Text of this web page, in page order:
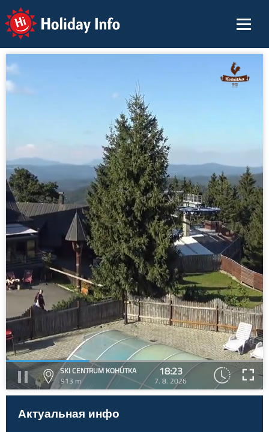
Holiday Info
SKI CENTRUM KOHÚTKA
913 m
18:23
7. 8. 2026
Актуальная инфо